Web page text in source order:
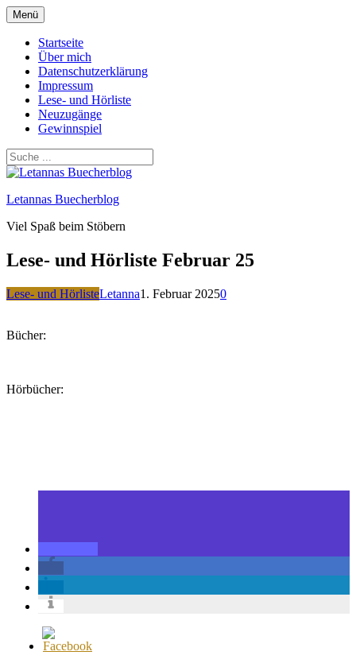
Zum
Inhalt
springen
Menü
Startseite
Über mich
Datenschutzerklärung
Impressum
Lese- und Hörliste
Neuzugänge
Gewinnspiel
Letannas Buecherblog
Viel Spaß beim Stöbern
Lese- und Hörliste Februar 25
Lese- und HörlisteLetanna1. Februar 20250
Bücher:
Hörbücher: